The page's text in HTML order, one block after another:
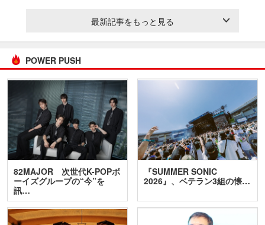
最新記事をもっと見る
POWER PUSH
82MAJOR 次世代K-POPボ
ーイズグループの“今”を
訊…
『SUMMER SONIC
2026』、ベテラン3組の懐…